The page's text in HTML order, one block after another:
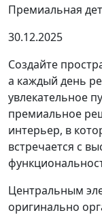
Премиальная
30.12.2025
Создайте
а каждый день
увлекательное
премиальное
интерьер, в
встречается с
Центральным
оригинально